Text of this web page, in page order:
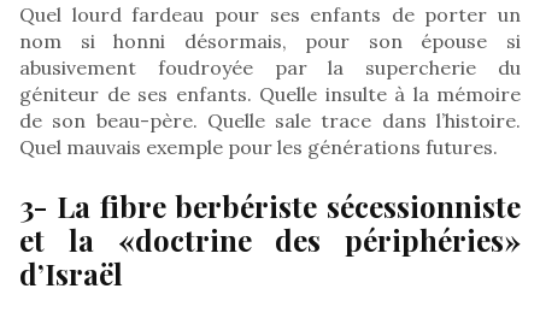
Quel lourd fardeau pour ses enfants de porter un
nom si honni désormais, pour son épouse si
abusivement foudroyée par la supercherie du
géniteur de ses enfants. Quelle insulte à la mémoire
de son beau-père. Quelle sale trace dans l’histoire.
Quel mauvais exemple pour les générations futures.
3- La fibre berbériste sécessionniste
et la «doctrine des périphéries»
d’Israël